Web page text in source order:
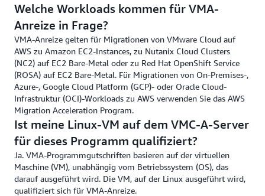
Welche Workloads kommen für VMA-
Anreize in Frage?
VMA-Anreize gelten für Migrationen von VMware Cloud auf
AWS zu Amazon EC2-Instances, zu Nutanix Cloud Clusters
(NC2) auf EC2 Bare-Metal oder zu Red Hat OpenShift Service
(ROSA) auf EC2 Bare-Metal. Für Migrationen von On-Premises-,
Azure-, Google Cloud Platform (GCP)- oder Oracle Cloud-
Infrastruktur (OCI)-Workloads zu AWS verwenden Sie das AWS
Migration Acceleration Program.
Ist meine Linux-VM auf dem VMC-A-Server
für dieses Programm qualifiziert?
Ja. VMA-Programmgutschriften basieren auf der virtuellen
Maschine (VM), unabhängig vom Betriebssystem (OS), das
darauf ausgeführt wird. Die VM, auf der Linux ausgeführt wird,
qualifiziert sich für VMA-Anreize.